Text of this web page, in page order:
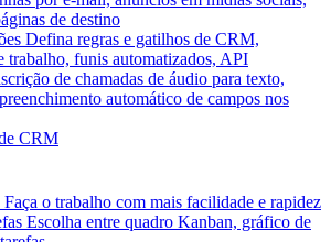
de destino
Defina regras e gatilhos de CRM,
trabalho, funis automatizados, API
de chamadas de áudio para texto,
automático de campos nos
CRM
Faça o trabalho com mais facilidade e rapidez
Escolha entre quadro Kanban, gráfico de